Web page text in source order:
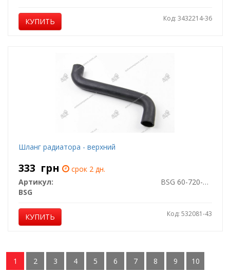
КУПИТЬ Код: 3432214-36
Шланг радиатора - верхний
333 грн
срок 2 дн.
Артикул:
BSG 60-720-014
BSG
КУПИТЬ Код: 532081-43
1 2 3 4 5 6 7 8 9 10